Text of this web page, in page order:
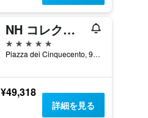
NH コレクション パラッツォ チンクエチェント
5つ星
Piazza dei Cinquecento, 90, ローマ, イタリア
¥49,318
詳細を見る